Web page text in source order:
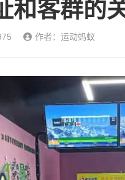
客群的
作者：运动蚂蚁